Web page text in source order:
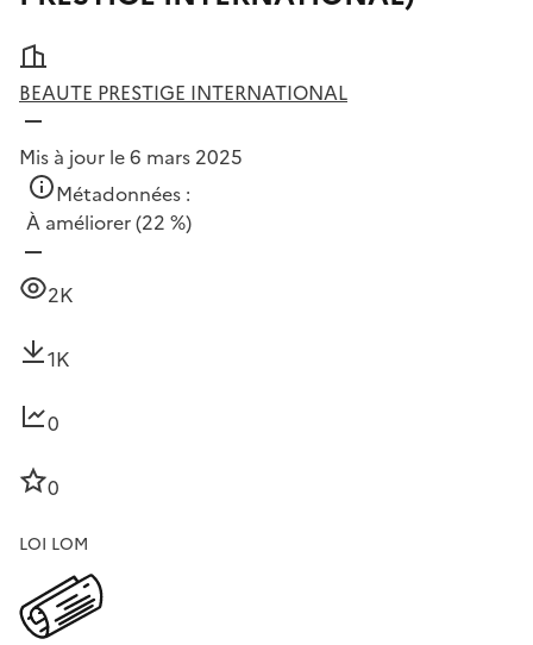
BEAUTE PRESTIGE INTERNATIONAL
Mis à jour le 6 mars 2025
Métadonnées :
À améliorer(22 %)
2K
1K
0
0
LOI LOM